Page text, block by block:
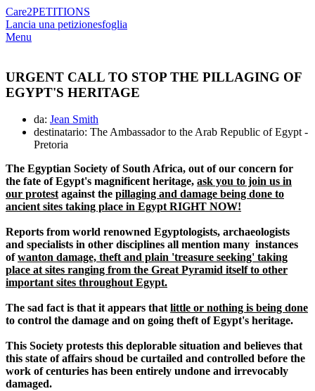
Care2PETITIONS
Lancia una petizionesfoglia
Menu
URGENT CALL TO STOP THE PILLAGING OF
EGYPT'S HERITAGE
da: Jean Smith
destinatario: The Ambassador to the Arab Republic of Egypt -
Pretoria
The Egyptian Society of South Africa, out of our concern for
the fate of Egypt's magnificent heritage, ask you to join us in
our protestagainst the pillaging and damage being done to
ancient sites taking place in Egypt RIGHT NOW!
Reports from world renowned Egyptologists, archaeologists
and specialists in other disciplines all mention many instances
ofwanton damage, theft and plain 'treasure seeking' taking
place at sites ranging from the Great Pyramid itself to other
important sites throughout Egypt.
The sad fact is that it appears thatlittle or nothing is being done
to control the damage and on going theft of Egypt's heritage.
This Society protests this deplorable situation and believes that
this state of affairs shoud be curtailed and controlled before the
work of centuries has been entirely undone and irrevocably
damaged.